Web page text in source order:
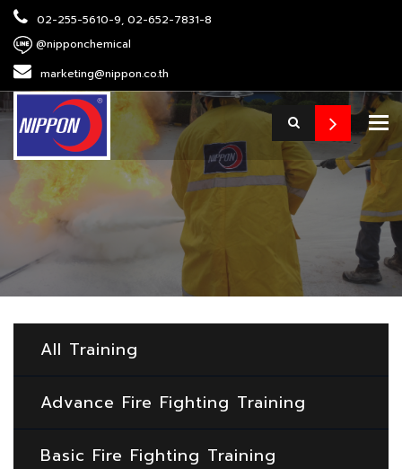
02-255-5610-9, 02-652-7831-8
@nipponchemical
marketing@nippon.co.th
All Training
Advance Fire Fighting Training
Basic Fire Fighting Training